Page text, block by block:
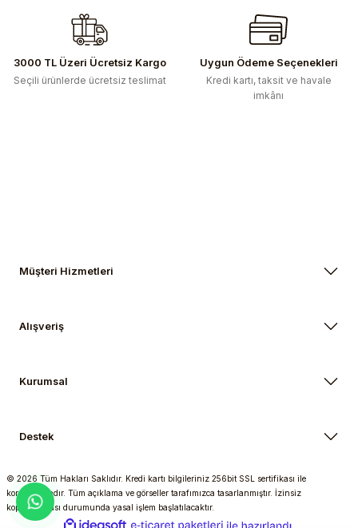
Ürün fiyatı diğer sitelerden daha pahalı.
Bu ürüne benzer farklı alternatifler olmalı.
3000 TL Üzeri Ücretsiz Kargo
Seçili ürünlerde ücretsiz teslimat
Uygun Ödeme Seçenekleri
Kredi kartı, taksit ve havale
imkânı
Müşteri Hizmetleri
Alışveriş
Kurumsal
Destek
© 2026 Tüm Hakları Saklıdır. Kredi kartı bilgileriniz 256bit SSL sertifikası ile
korunmaktadır. Tüm açıklama ve görseller tarafımızca tasarlanmıştır. İzinsiz
kopyalanması durumunda yasal işlem başlatılacaktır.
ideasoft e-